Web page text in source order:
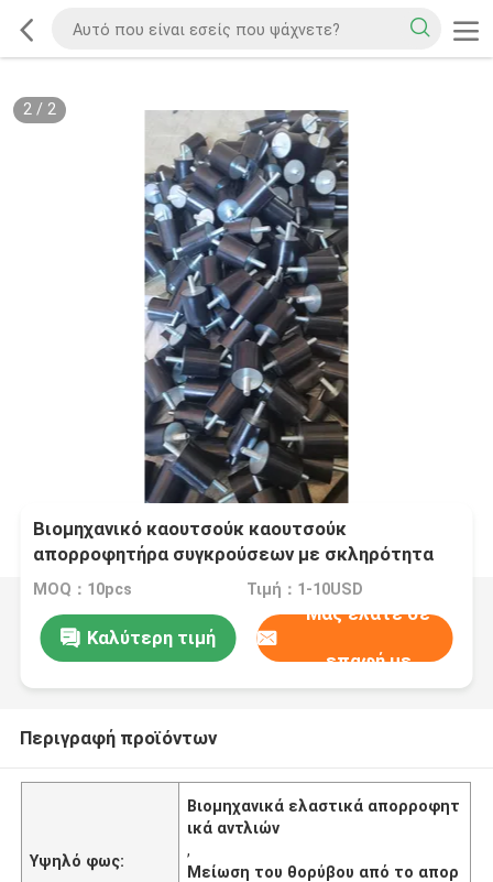
2/ 2
Βιομηχανικό καουτσούκ καουτσούκ
απορροφητήρα συγκρούσεων με σκληρότητα
MOQ：10pcs Τιμή：1-10USD
Καλύτερη τιμή
Μας ελάτε σε
επαφή με
Περιγραφή προϊόντων
Υψηλό φως:
Βιομηχανικά ελαστικά απορροφητ
ικά αντλιών
,
Μείωση του θορύβου από το απορ